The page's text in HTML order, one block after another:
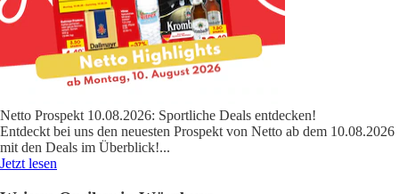
Netto Prospekt 10.08.2026: Sportliche Deals entdecken!
Entdeckt bei uns den neuesten Prospekt von Netto ab dem 10.08.2026
mit den Deals im Überblick!...
Jetzt lesen